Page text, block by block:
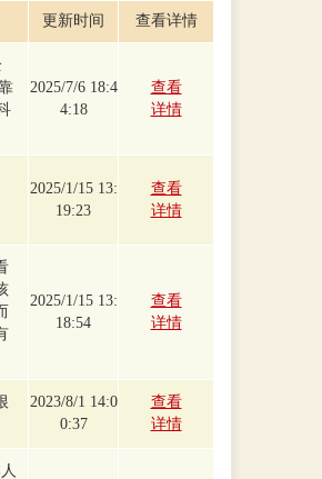
更新时间 查看详情
2025/7/6 18:4
4:18
查看
详情
2025/1/15 13:
19:23
查看
详情
2025/1/15 13:
18:54
查看
详情
2023/8/1 14:0
0:37
查看
详情